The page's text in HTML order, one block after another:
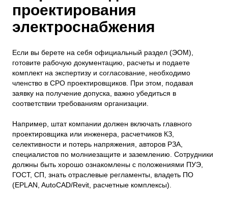
проектирования
электроснабжения
Если вы берете на себя официальный раздел (ЭОМ),
готовите рабочую документацию, расчеты и подаете
комплект на экспертизу и согласование, необходимо
членство в СРО проектировщиков. При этом, подавая
заявку на получение допуска, важно убедиться в
соответствии требованиям организации.
Например, штат компании должен включать главного
проектировщика или инженера, расчетчиков КЗ,
селективности и потерь напряжения, авторов РЗА,
специалистов по молниезащите и заземлению. Сотрудники
должны быть хорошо ознакомлены с положениями ПУЭ,
ГОСТ, СП, знать отраслевые регламенты, владеть ПО
(EPLAN, AutoCAD/Revit, расчетные комплексы).